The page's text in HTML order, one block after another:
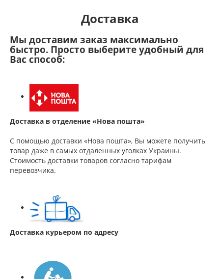
Доставка
Мы доставим заказ максимально
быстро. Просто выберите удобный для
Вас способ:
Доставка в отделение «Нова пошта»
С помощью доставки «Нова пошта», Вы можете получить
товар даже в самых отдаленных уголках Украины.
Стоимость доставки товаров согласно тарифам
перевозчика.
Доставка курьером по адресу